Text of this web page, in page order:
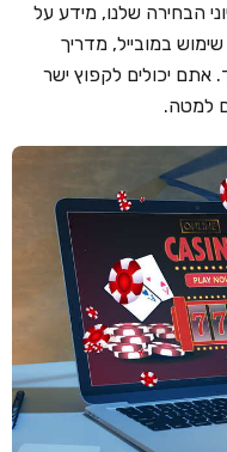
בשנת 2026, קריטריוני הבחירה שלנו, מידע על
במובייל, מדריך
אתם יכולים לקפוץ ישר
למטה.